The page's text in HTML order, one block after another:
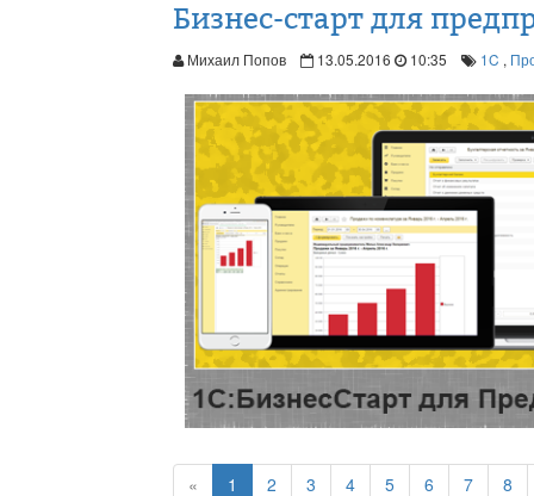
Бизнес-старт для
Михаил Попов 13.05.2016 10:35 1C ,
« 1 2 3 4 5 6 7 8